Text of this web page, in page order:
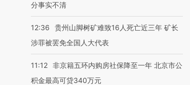
分事实不清
12:36
贵州山脚树矿难致16人死亡近三年 矿长
涉罪被罢免全国人大代表
11:12 非京籍五环内购房社保降至一年 北京市公
积金最高可贷340万元